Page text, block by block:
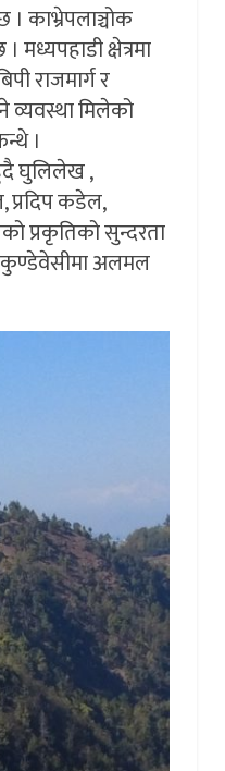
काभ्रेपलाञ्चोक
क्षेत्रमा
राजमार्ग र
व्यवस्था मिलेको
।
घुलिलेख ,
प्रदिप कडेल,
प्रकृतिको सुन्दरता
अलमल